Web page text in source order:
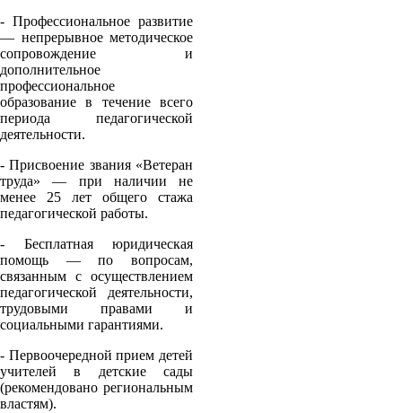
- Профессиональное развитие
— непрерывное методическое
сопровождение и
дополнительное
профессиональное
образование в течение всего
периода педагогической
деятельности.
- Присвоение звания «Ветеран
труда» — при наличии не
менее 25 лет общего стажа
педагогической работы.
- Бесплатная юридическая
помощь — по вопросам,
связанным с осуществлением
педагогической деятельности,
трудовыми правами и
социальными гарантиями.
- Первоочередной прием детей
учителей в детские сады
(рекомендовано региональным
властям).